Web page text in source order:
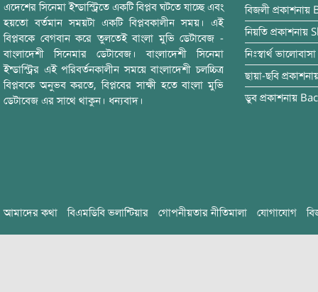
এদেশের সিনেমা ইন্ডাস্ট্রিতে একটি বিপ্লব ঘটতে যাচ্ছে এবং
হয়তো বর্তমান সময়টা একটি বিপ্লবকালীন সময়। এই
বিপ্লবকে বেগবান করে তুলতেই বাংলা মুভি ডেটাবেজ -
বাংলাদেশী সিনেমার ডেটাবেজ। বাংলাদেশী সিনেমা
ইন্ডাস্ট্রির এই পরিবর্তনকালীন সময়ে বাংলাদেশী চলচ্চিত্র
বিপ্লবকে অনুভব করতে, বিপ্লবের সাক্ষী হতে বাংলা মুভি
ডেটাবেজ এর সাথে থাকুন। ধন্যবাদ।
বিজলী প্রকাশনায়
নিয়তি প্রকাশনায়
নিঃস্বার্থ ভালোবাসা
ছায়া-ছবি
ডুব প্রকাশনায়
আমাদের কথা বিএমডিবি ভলান্টিয়ার গোপনীয়তার নীতিমালা যোগাযোগ